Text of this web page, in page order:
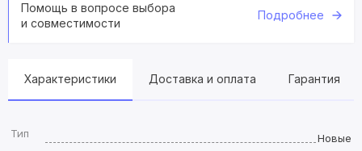
Помощь в вопросе выбора
и совместимости
Подробнее
Характеристики Доставка и оплата Гарантия
Тип
Новые